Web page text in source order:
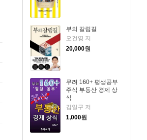
부의 갈림길
오건영 저
20,000원
무려 160+ 평생공부
주식 부동산 경제 상
식
김일구 저
1,000원